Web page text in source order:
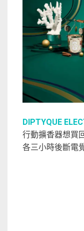
DIPTYQUE
行動擴香器想買
各三小時後斷電